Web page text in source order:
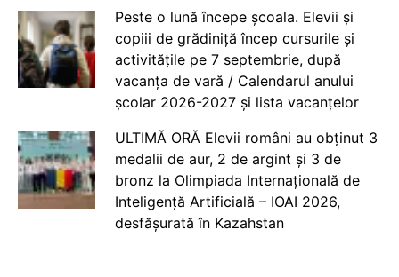
Peste o lună începe școala. Elevii și
copiii de grădiniță încep cursurile și
activitățile pe 7 septembrie, după
vacanța de vară / Calendarul anului
școlar 2026-2027 și lista vacanțelor
ULTIMĂ ORĂ Elevii români au obținut 3
medalii de aur, 2 de argint și 3 de
bronz la Olimpiada Internațională de
Inteligență Artificială – IOAI 2026,
desfășurată în Kazahstan